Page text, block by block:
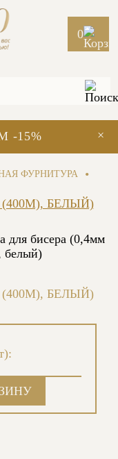
0
×
-15%
ФУРНИТУРА •
БЕЛЫЙ)
БЕЛЫЙ)